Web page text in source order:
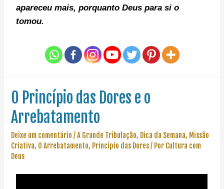
apareceu mais, porquanto Deus para si o
tomou.
O Princípio das Dores e o
Arrebatamento
Deixe um comentário /A Grande Tribulação, Dica da Semana, Missão
Criativa, O Arrebatamento, Princípio das Dores/ Por Cultura com
Deus